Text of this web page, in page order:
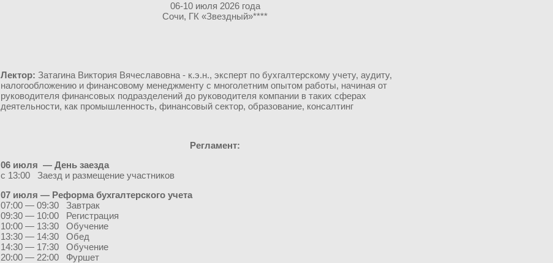
06-10 июля 2026 года
Сочи, ГК «Звездный»****
Лектор: Затагина Виктория Вячеславовна - к.э.н., эксперт по бухгалтерскому учету, аудиту,
налогообложению и финансовому менеджменту с многолетним опытом работы, начиная от
руководителя финансовых подразделений до руководителя компании в таких сферах
деятельности, как промышленность, финансовый сектор, образование, консалтинг
Регламент:
06 июля — День заезда
с 13:00 Заезд и размещение участников
07 июля — Реформа бухгалтерского учета
07:00 — 09:30 Завтрак
09:30 — 10:00 Регистрация
10:00 — 13:30 Обучение
13:30 — 14:30 Обед
14:30 — 17:30 Обучение
20:00 — 22:00 Фуршет